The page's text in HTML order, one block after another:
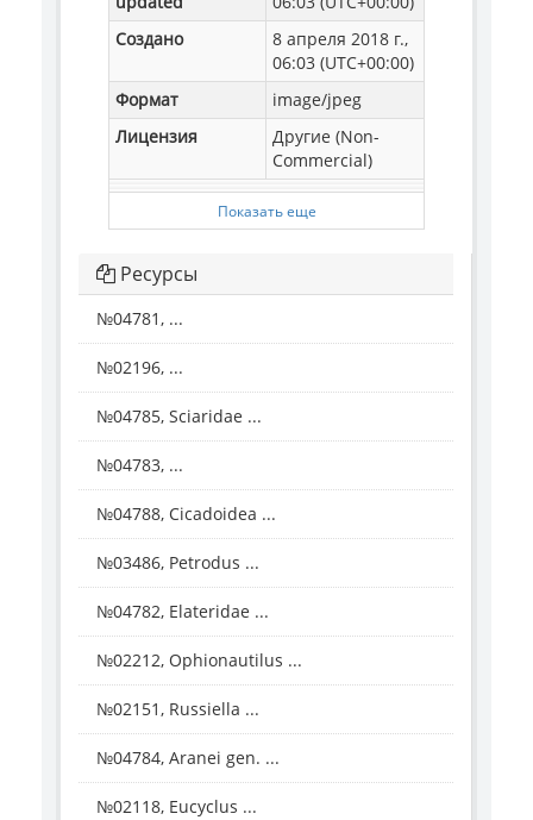
Создано
8 апреля 2018 г.,
06:03 (UTC+00:00)
Формат
image/jpeg
Лицензия
Другие (Non-
Commercial)
Показать еще
Ресурсы
№04781, ...
№02196, ...
№04785, Sciaridae ...
№04783, ...
№04788, Cicadoidea ...
№03486, Petrodus ...
№04782, Elateridae ...
№02212, Ophionautilus ...
№02151, Russiella ...
№04784, Aranei gen. ...
№02118, Eucyclus ...